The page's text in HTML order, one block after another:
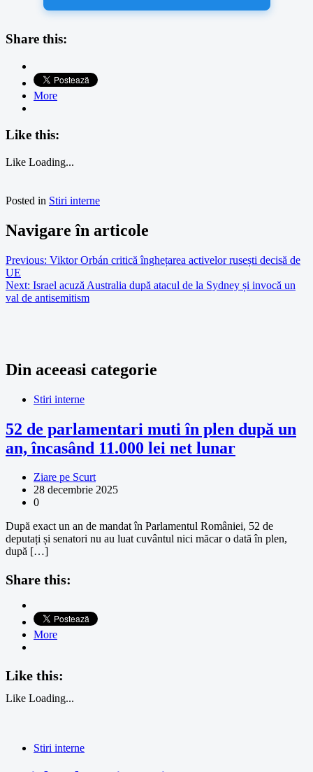
Share this:
More
Like this:
Like Loading...
Posted in Stiri interne
Navigare în articole
Previous: Viktor Orbán critică înghețarea activelor rusești decisă de
UE
Next: Israel acuză Australia după atacul de la Sydney și invocă un
val de antisemitism
Din aceeasi categorie
Stiri interne
52 de parlamentari muti în plen după un
an, încasând 11.000 lei net lunar
Ziare pe Scurt
28 decembrie 2025
0
După exact un an de mandat în Parlamentul României, 52 de
deputați și senatori nu au luat cuvântul nici măcar o dată în plen,
după […]
Share this:
More
Like this:
Like Loading...
Stiri interne